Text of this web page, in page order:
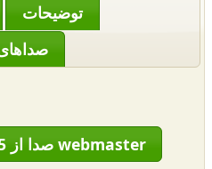
‌توضیحات
55 صدا از webmaster